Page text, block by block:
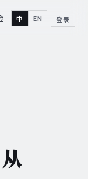
中 EN 登录